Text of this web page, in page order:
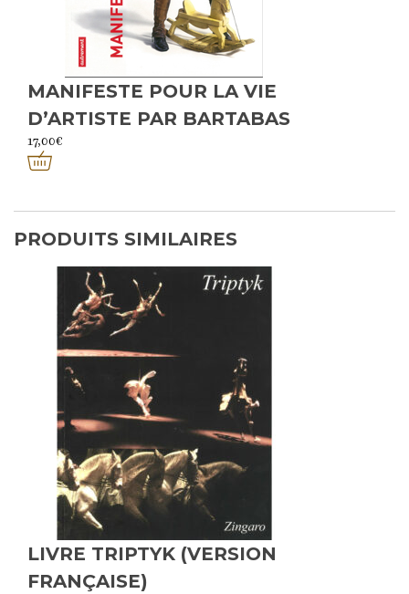
MANIFESTE POUR LA VIE
D’ARTISTE PAR BARTABAS
17,00€
PRODUITS SIMILAIRES
LIVRE TRIPTYK (VERSION
FRANÇAISE)